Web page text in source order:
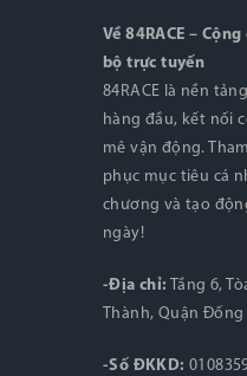
Về 84RACE –
bộ trực tuyến
84RACE là nền
hàng đầu, kết nối
mê vận động.
phục mục tiêu cá
chương và tạo
ngày!
-Địa chỉ: Tầng 6,
Thành, Quận
-Số ĐKKD: